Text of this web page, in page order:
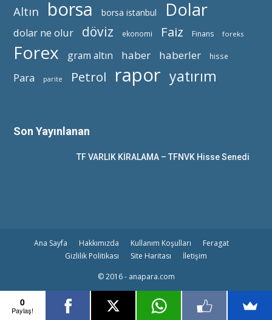
Altın borsa borsa istanbul Dolar
dolar ne olur döviz ekonomi Faiz Finans foreks
Forex gram altın haber haberler hisse
Para parite Petrol rapor yatırım
Son Yayınlanan
TF VARLIK KİRALAMA – TFNVK Hisse Senedi
Ana Sayfa Hakkımızda Kullanım Koşulları
Feragat
Gizlilik Politikası
Site Haritası
İletişim
© 2016 - anapara.com
0
Paylaş!